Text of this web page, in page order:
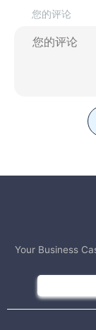
您的评论
Your Business